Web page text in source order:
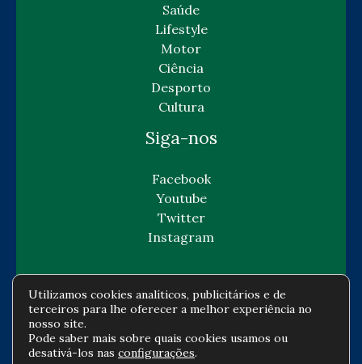
Saúde
Lifestyle
Motor
Ciência
Desporto
Cultura
Siga-nos
Facebook
Youtube
Twitter
Instagram
Copyright © Todos os direitos reservados -
gazetaeconomia.com
Utilizamos cookies analíticos, publicitários e de
terceiros para lhe oferecer a melhor experiência no
nosso site.
Pode saber mais sobre quais cookies usamos ou
desativá-los nas configurações.